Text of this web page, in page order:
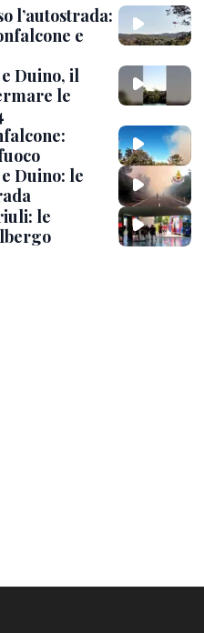
l’autostrada:
e
Duino, il
le
Duino: le
le